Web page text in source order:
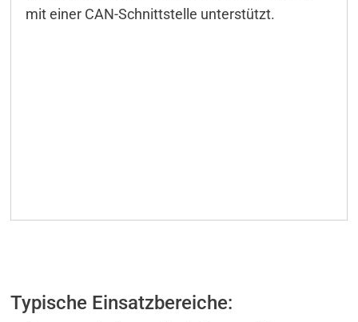
mit einer CAN-Schnittstelle unterstützt.
Typische Einsatzbereiche: